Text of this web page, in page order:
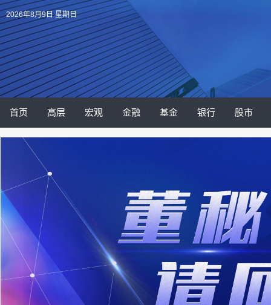
2026年8月9日 星期日
首页 高层 宏观 金融 基金 银行 股市
V言